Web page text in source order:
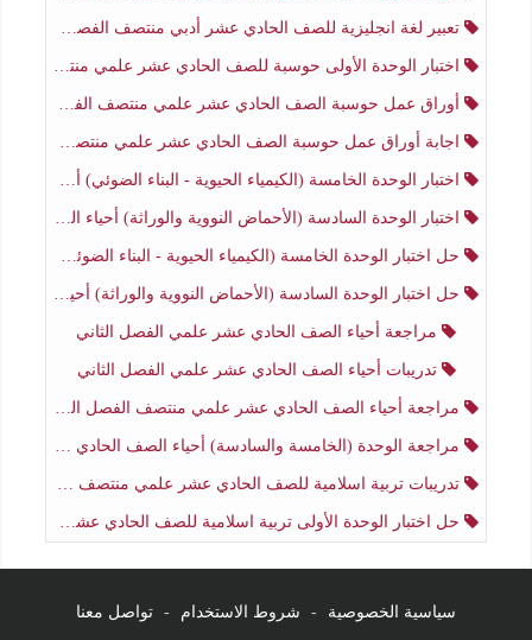
تعبير لغة انجليزية للصف الحادي عشر أدبي منتصف الفصل الثاني
اختبار الوحدة الأولى حوسبة للصف الحادي عشر علمي منتصف الفصل الثاني
أوراق عمل حوسبة الصف الحادي عشر علمي منتصف الفصل الثاني
اجابة أوراق عمل حوسبة الصف الحادي عشر علمي منتصف الفصل الثاني
اختبار الوحدة الخامسة (الكيمياء الحيوية - البناء الضوئي) أحياء الصف الحادي عشر علمي الفصل الثاني
اختبار الوحدة السادسة (الأحماض النووية والوراثة) أحياء الصف الحادي عشر علمي منتصف الفصل الثاني
حل اختبار الوحدة الخامسة (الكيمياء الحيوية - البناء الضوئي) أحياء الصف الحادي عشر علمي الفصل الثاني
حل اختبار الوحدة السادسة (الأحماض النووية والوراثة) أحياء الصف الحادي عشر علمي منتصف الفصل الثاني
مراجعة أحياء الصف الحادي عشر علمي الفصل الثاني
تدريبات أحياء الصف الحادي عشر علمي الفصل الثاني
مراجعة أحياء الصف الحادي عشر علمي منتصف الفصل الثاني
مراجعة الوحدة (الخامسة والسادسة) أحياء الصف الحادي عشر علمي منتصف الفصل الثاني
تدريبات تربية اسلامية للصف الحادي عشر علمي منتصف الفصل الثاني
حل اختبار الوحدة الأولى تربية اسلامية للصف الحادي عشر علمي منتصف الفصل الثاني
سياسية الخصوصية - شروط الاستخدام - تواصل معنا